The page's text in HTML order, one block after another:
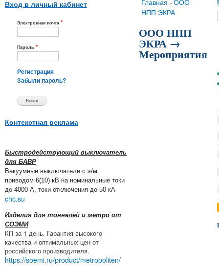
Вход в личный кабинет
Электронная почта *
Пароль *
Регистрация
Забыли пароль?
Контекстная реклама
Быстродействующий выключатель
для БАВР
Вакуумные выключатели с э/м
приводом 6(10) кВ на номинальные токи
до 4000 А, токи отключения до 50 кА
chc.su
Изделия для тоннелей и метро от
СОЭМИ
КП за 1 день. Гарантия высокого
качества и оптимальных цен от
российского производителя.
https://soemi.ru/product/metropoliten/
Вы здесь
Главная » ООО
НПП ЭКРА
ООО НПП
ЭКРА →
Мероприятия